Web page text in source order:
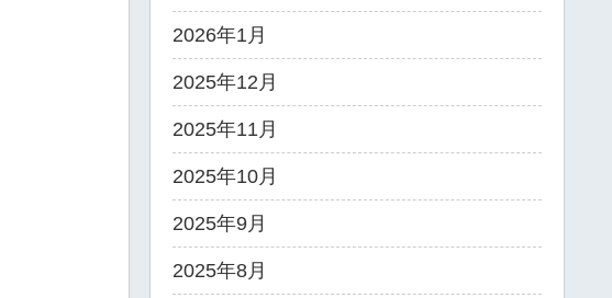
2026年1月
2025年12月
2025年11月
2025年10月
2025年9月
2025年8月